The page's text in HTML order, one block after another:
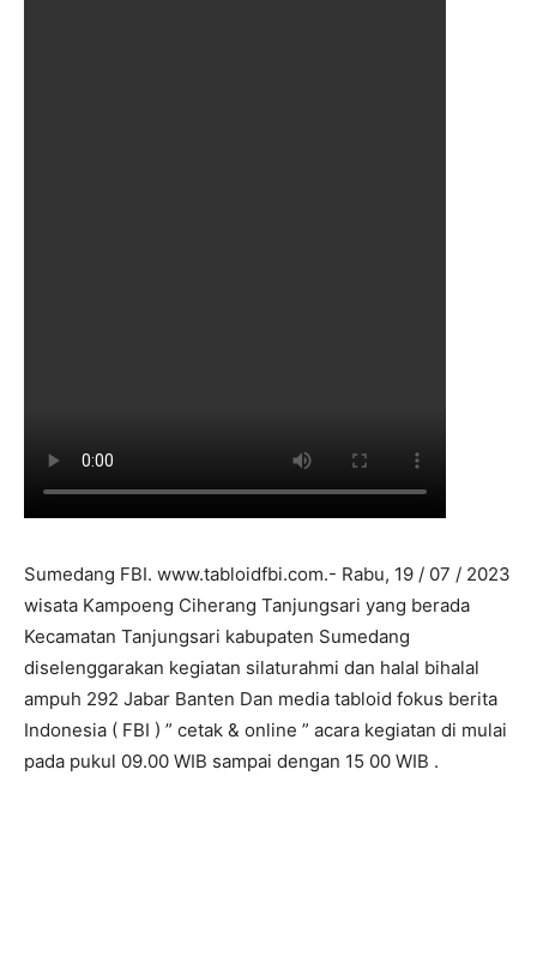
Sumedang FBI. www.tabloidfbi.com.- Rabu, 19 / 07 / 2023
wisata Kampoeng Ciherang Tanjungsari yang berada
Kecamatan Tanjungsari kabupaten Sumedang
diselenggarakan kegiatan silaturahmi dan halal bihalal
ampuh 292 Jabar Banten Dan media tabloid fokus berita
Indonesia ( FBI ) ” cetak & online ” acara kegiatan di mulai
pada pukul 09.00 WIB sampai dengan 15 00 WIB .